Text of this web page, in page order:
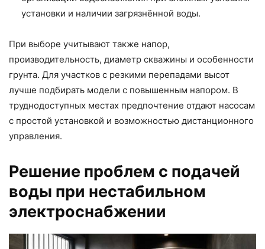
установки и наличии загрязнённой воды.
При выборе учитывают также напор,
производительность, диаметр скважины и особенности
грунта. Для участков с резкими перепадами высот
лучше подбирать модели с повышенным напором. В
труднодоступных местах предпочтение отдают насосам
с простой установкой и возможностью дистанционного
управления.
Решение проблем с подачей
воды при нестабильном
электроснабжении